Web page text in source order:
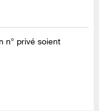
n° privé soient